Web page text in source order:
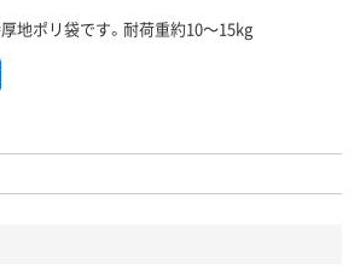
地ポリ袋です。耐荷重約10～15kg